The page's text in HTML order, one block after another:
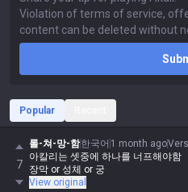
Popular
7
롤-쳐-망-함한국어 1 month ago
아칼리는 셋중에 하나를 너프해야함
장막 or 성체 or 궁
View original